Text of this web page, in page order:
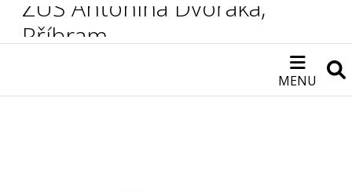
ZUŠ Antonína Dvořáka,
Příbram
MENU